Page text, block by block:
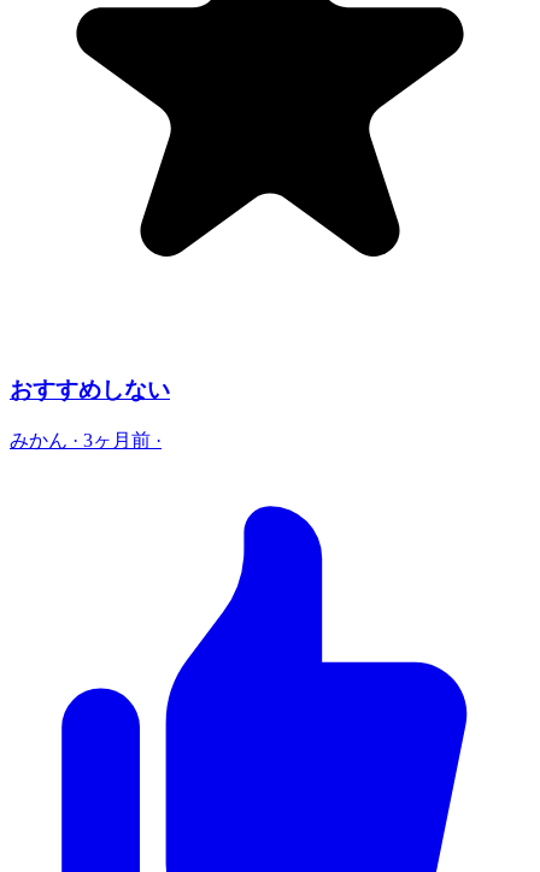
おすすめしない
みかん · 3ヶ月前 ·